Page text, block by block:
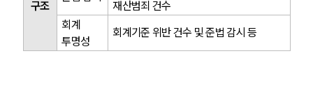
구조
재산범죄 건수
회계
투명성
회계기준 위반 건수 및 준법 감시 등